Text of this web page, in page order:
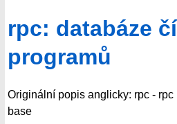
rpc: databáze
programů
Originální popis anglicky: rpc - rpc
base